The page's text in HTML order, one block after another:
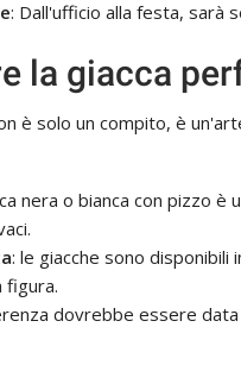
: Dall'ufficio alla festa, sarà
la giacca
è solo un compito, è
nera o bianca con pizzo è
: le giacche sono disponibili
figura.
dovrebbe essere